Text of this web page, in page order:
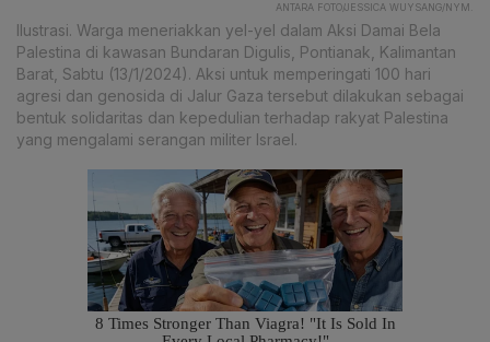
ANTARA FOTO/JESSICA WUYSANG/NYM.
Ilustrasi. Warga meneriakkan yel-yel dalam Aksi Damai Bela
Palestina di kawasan Bundaran Digulis, Pontianak, Kalimantan
Barat, Sabtu (13/1/2024). Aksi untuk memperingati 100 hari
agresi dan genosida di Jalur Gaza tersebut dilakukan sebagai
bentuk solidaritas dan kepedulian terhadap rakyat Palestina
yang mengalami serangan militer Israel.